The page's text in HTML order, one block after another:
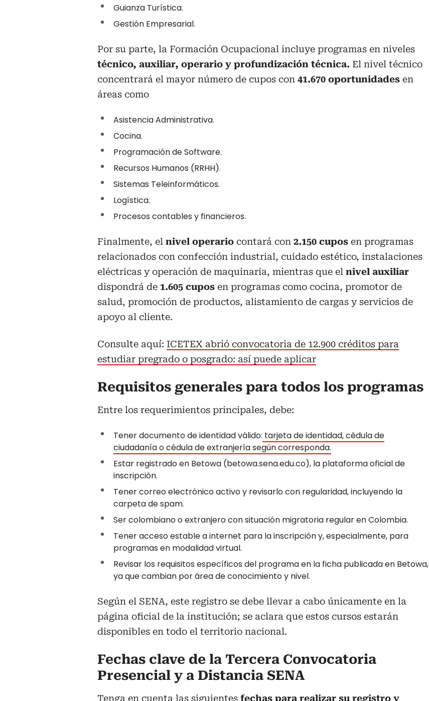
Guianza Turística.
Gestión Empresarial.
Por su parte, la Formación Ocupacional incluye programas en niveles
técnico, auxiliar, operario y profundización técnica. El nivel técnico
concentrará el mayor número de cupos con 41.670 oportunidades en
áreas como
Asistencia Administrativa.
Cocina.
Programación de Software.
Recursos Humanos (RRHH).
Sistemas Teleinformáticos.
Logística.
Procesos contables y financieros.
Finalmente, el nivel operario contará con 2.150 cupos en programas
relacionados con confección industrial, cuidado estético, instalaciones
eléctricas y operación de maquinaria, mientras que el nivel auxiliar
dispondrá de 1.605 cupos en programas como cocina, promotor de
salud, promoción de productos, alistamiento de cargas y servicios de
apoyo al cliente.
Consulte aquí: ICETEX abrió convocatoria de 12.900 créditos para
estudiar pregrado o posgrado: así puede aplicar
Requisitos generales para todos los programas
Entre los requerimientos principales, debe:
Tener documento de identidad válido: tarjeta de identidad, cédula de
ciudadanía o cédula de extranjería según corresponda.
Estar registrado en Betowa (betowa.sena.edu.co), la plataforma oficial de
inscripción.
Tener correo electrónico activo y revisarlo con regularidad, incluyendo la
carpeta de spam.
Ser colombiano o extranjero con situación migratoria regular en Colombia.
Tener acceso estable a internet para la inscripción y, especialmente, para
programas en modalidad virtual.
Revisar los requisitos específicos del programa en la ficha publicada en Betowa,
ya que cambian por área de conocimiento y nivel.
Según el SENA, este registro se debe llevar a cabo únicamente en la
página oficial de la institución; se aclara que estos cursos estarán
disponibles en todo el territorio nacional.
Fechas clave de la Tercera Convocatoria
Presencial y a Distancia SENA
Tenga en cuenta las siguientes fechas para realizar su registro y